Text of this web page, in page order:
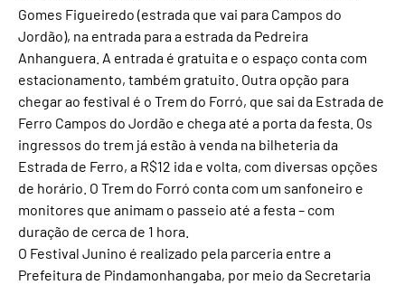
Gomes Figueiredo (estrada que vai para Campos do
Jordão), na entrada para a estrada da Pedreira
Anhanguera. A entrada é gratuita e o espaço conta com
estacionamento, também gratuito. Outra opção para
chegar ao festival é o Trem do Forró, que sai da Estrada de
Ferro Campos do Jordão e chega até a porta da festa. Os
ingressos do trem já estão à venda na bilheteria da
Estrada de Ferro, a R$12 ida e volta, com diversas opções
de horário. O Trem do Forró conta com um sanfoneiro e
monitores que animam o passeio até a festa – com
duração de cerca de 1 hora.
O Festival Junino é realizado pela parceria entre a
Prefeitura de Pindamonhangaba, por meio da Secretaria